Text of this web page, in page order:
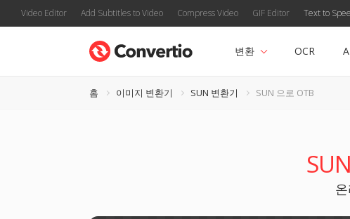
Video Editor Add Subtitles to Video Compress Video GIF Editor Text to
변환 OCR
홈 이미지 변환기 SUN 변환기 SUN 으로 OTB